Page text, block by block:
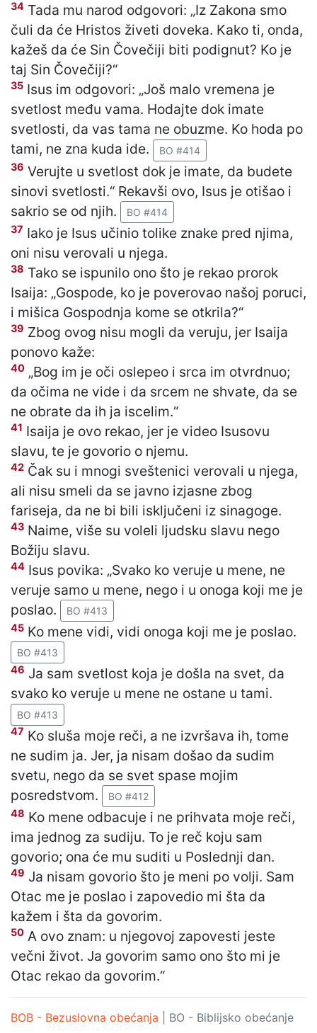
34 Tada mu narod odgovori: „Iz Zakona smo
čuli da će Hristos živeti doveka. Kako ti, onda,
kažeš da će Sin Čovečiji biti podignut? Ko je
taj Sin Čovečiji?“
35 Isus im odgovori: „Još malo vremena je
svetlost među vama. Hodajte dok imate
svetlosti, da vas tama ne obuzme. Ko hoda po
tami, ne zna kuda ide.
BO #414
36 Verujte u svetlost dok je imate, da budete
sinovi svetlosti.“ Rekavši ovo, Isus je otišao i
sakrio se od njih.
BO #414
37 Iako je Isus učinio tolike znake pred njima,
oni nisu verovali u njega.
38 Tako se ispunilo ono što je rekao prorok
Isaija: „Gospode, ko je poverovao našoj poruci,
i mišica Gospodnja kome se otkrila?“
39 Zbog ovog nisu mogli da veruju, jer Isaija
ponovo kaže:
40 „Bog im je oči oslepeo i srca im otvrdnuo;
da očima ne vide i da srcem ne shvate, da se
ne obrate da ih ja iscelim.“
41 Isaija je ovo rekao, jer je video Isusovu
slavu, te je govorio o njemu.
42 Čak su i mnogi sveštenici verovali u njega,
ali nisu smeli da se javno izjasne zbog
fariseja, da ne bi bili isključeni iz sinagoge.
43 Naime, više su voleli ljudsku slavu nego
Božiju slavu.
44 Isus povika: „Svako ko veruje u mene, ne
veruje samo u mene, nego i u onoga koji me je
poslao.
BO #413
45 Ko mene vidi, vidi onoga koji me je poslao.
BO #413
46 Ja sam svetlost koja je došla na svet, da
svako ko veruje u mene ne ostane u tami.
BO #413
47 Ko sluša moje reči, a ne izvršava ih, tome
ne sudim ja. Jer, ja nisam došao da sudim
svetu, nego da se svet spase mojim
posredstvom.
BO #412
48 Ko mene odbacuje i ne prihvata moje reči,
ima jednog za sudiju. To je reč koju sam
govorio; ona će mu suditi u Poslednji dan.
49 Ja nisam govorio što je meni po volji. Sam
Otac me je poslao i zapovedio mi šta da
kažem i šta da govorim.
50 A ovo znam: u njegovoj zapovesti jeste
večni život. Ja govorim samo ono što mi je
Otac rekao da govorim.“
BOB - Bezuslovna obećanja BO - Biblijsko obećanje